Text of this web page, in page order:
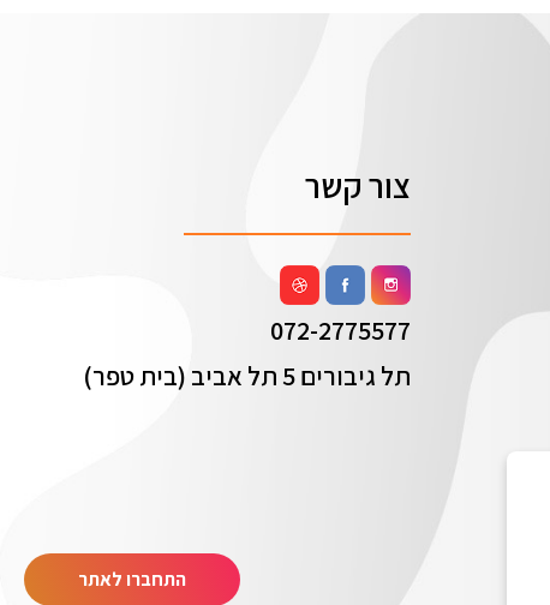
צור קשר
072-2775577
תל גיבורים 5 תל אביב (בית טפר)
התחברו לאתר